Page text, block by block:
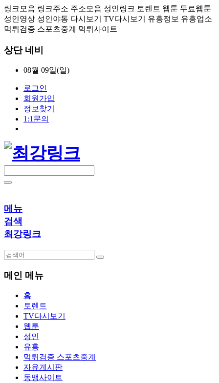
링크모음 링크주소 주소모음 성인링크 토렌트 웹툰 무료웹툰
성인영상 성인야동 다시보기 TV다시보기 유흥정보 유흥업소
먹튀검증 스포츠중계 먹튀사이트
상단 네비
08월 09일(일)
로그인
회원가입
정보찾기
1:1문의
메뉴
검색
최강링크
메인 메뉴
홈
토렌트
TV다시보기
웹툰
성인
유흥
먹튀검증 스포츠중계
자유게시판
동맹사이트